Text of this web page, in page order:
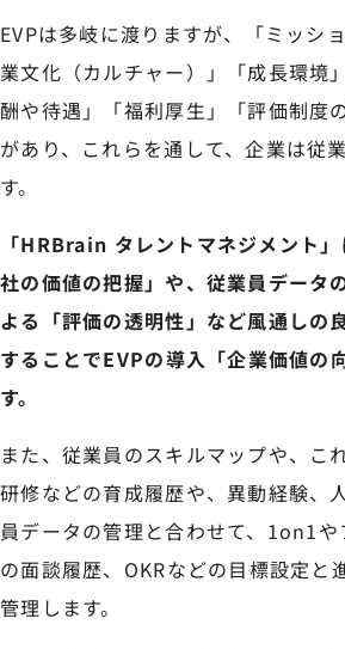
EVPは多岐に渡りますが、「ミッシ
業文化（カルチャー）」「成長環境
酬や待遇」「福利厚生」「評価制度
があり、これらを通して、企業は従
す。
「HRBrain タレントマネジメント
社の価値の把握」や、従業員データ
よる「評価の透明性」など風通しの
することでEVPの導入「企業価値の
す。
また、従業員のスキルマップや、こ
研修などの育成履歴や、異動経験、
員データの管理と合わせて、1on1
の面談履歴、OKRなどの目標設定と
管理します。